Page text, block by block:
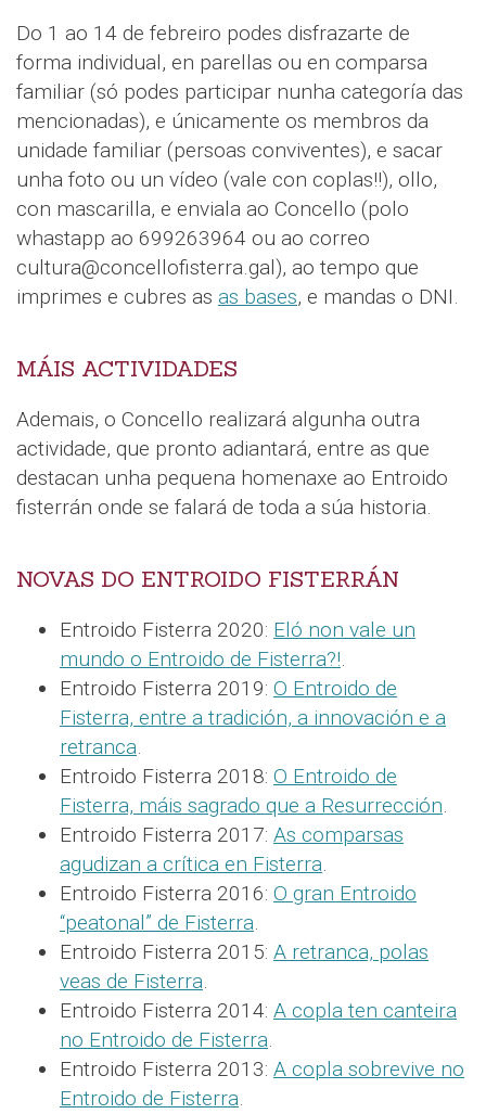
Do 1 ao 14 de febreiro podes disfrazarte de
forma individual, en parellas ou en comparsa
familiar (só podes participar nunha categoría das
mencionadas), e únicamente os membros da
unidade familiar (persoas conviventes), e sacar
unha foto ou un vídeo (vale con coplas!!), ollo,
con mascarilla, e enviala ao Concello (polo
whastapp ao 699263964 ou ao correo
cultura@concellofisterra.gal), ao tempo que
imprimes e cubres as as bases, e mandas o DNI.
MÁIS ACTIVIDADES
Ademais, o Concello realizará algunha outra
actividade, que pronto adiantará, entre as que
destacan unha pequena homenaxe ao Entroido
fisterrán onde se falará de toda a súa historia.
NOVAS DO ENTROIDO FISTERRÁN
Entroido Fisterra 2020: Eló non vale un
mundo o Entroido de Fisterra?!.
Entroido Fisterra 2019: O Entroido de
Fisterra, entre a tradición, a innovación e a
retranca.
Entroido Fisterra 2018: O Entroido de
Fisterra, máis sagrado que a Resurrección.
Entroido Fisterra 2017: As comparsas
agudizan a crítica en Fisterra.
Entroido Fisterra 2016: O gran Entroido
“peatonal” de Fisterra.
Entroido Fisterra 2015: A retranca, polas
veas de Fisterra.
Entroido Fisterra 2014: A copla ten canteira
no Entroido de Fisterra.
Entroido Fisterra 2013: A copla sobrevive no
Entroido de Fisterra.